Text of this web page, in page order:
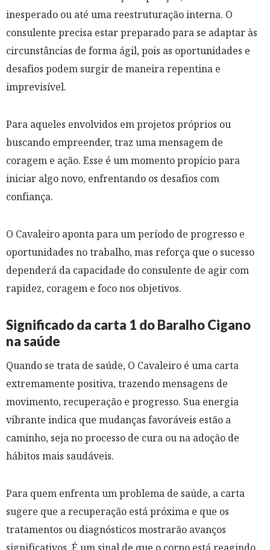
inesperado ou até uma reestruturação interna. O
consulente precisa estar preparado para se adaptar às
circunstâncias de forma ágil, pois as oportunidades e
desafios podem surgir de maneira repentina e
imprevisível.
Para aqueles envolvidos em projetos próprios ou
buscando empreender, traz uma mensagem de
coragem e ação. Esse é um momento propício para
iniciar algo novo, enfrentando os desafios com
confiança.
O Cavaleiro aponta para um período de progresso e
oportunidades no trabalho, mas reforça que o sucesso
dependerá da capacidade do consulente de agir com
rapidez, coragem e foco nos objetivos.
Significado da carta 1 do Baralho Cigano
na saúde
Quando se trata de saúde, O Cavaleiro é uma carta
extremamente positiva, trazendo mensagens de
movimento, recuperação e progresso. Sua energia
vibrante indica que mudanças favoráveis estão a
caminho, seja no processo de cura ou na adoção de
hábitos mais saudáveis.
Para quem enfrenta um problema de saúde, a carta
sugere que a recuperação está próxima e que os
tratamentos ou diagnósticos mostrarão avanços